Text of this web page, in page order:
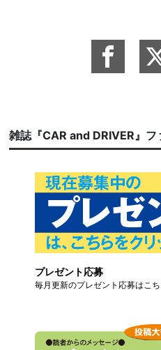
雑誌『CAR and DRIVER』
プレゼント応募
毎月更新のプレゼント応募はこ